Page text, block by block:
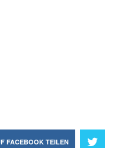
FACEBOOK TEILEN